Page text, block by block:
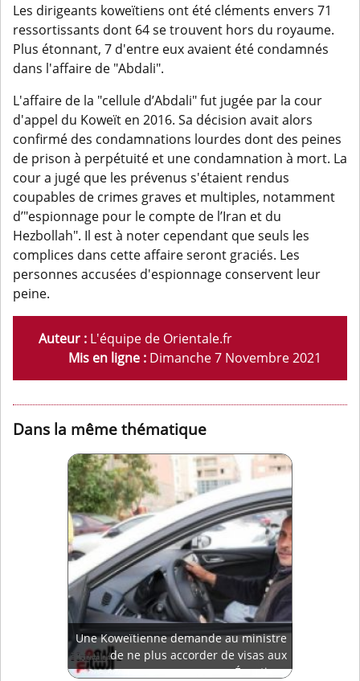
Les dirigeants koweïtiens ont été cléments envers 71
ressortissants dont 64 se trouvent hors du royaume.
Plus étonnant, 7 d'entre eux avaient été condamnés
dans l'affaire de "Abdali".
L'affaire de la "cellule d’Abdali" fut jugée par la cour
d'appel du Koweït en 2016. Sa décision avait alors
confirmé des condamnations lourdes dont des peines
de prison à perpétuité et une condamnation à mort. La
cour a jugé que les prévenus s'étaient rendus
coupables de crimes graves et multiples, notamment
d’"espionnage pour le compte de l’Iran et du
Hezbollah". Il est à noter cependant que seuls les
complices dans cette affaire seront graciés. Les
personnes accusées d'espionnage conservent leur
peine.
Auteur : L'équipe de Orientale.fr
Mis en ligne : Dimanche 7 Novembre 2021
Dans la même thématique
Une Koweïtienne demande au ministre
de ne plus accorder de visas aux
Égyptiens